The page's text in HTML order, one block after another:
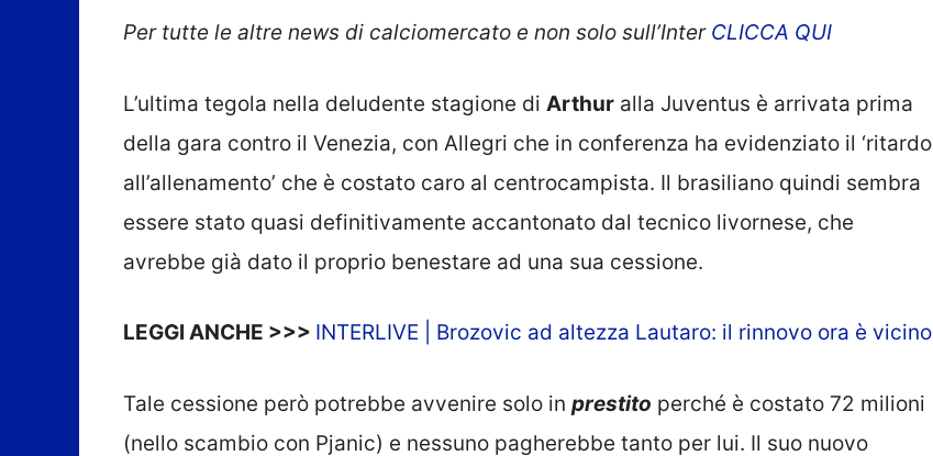
Per tutte le altre news di calciomercato e non solo sull’InterCLICCA QUI
L’ultima tegola nella deludente stagione di Arthur alla Juventus è arrivata prima
della gara contro il Venezia, con Allegri che in conferenza ha evidenziato il ‘ritardo
all’allenamento’ che è costato caro al centrocampista. Il brasiliano quindi sembra
essere stato quasi definitivamente accantonato dal tecnico livornese, che
avrebbe già dato il proprio benestare ad una sua cessione.
LEGGI ANCHE >>> INTERLIVE | Brozovic ad altezza Lautaro: il rinnovo ora è vicino
Tale cessione però potrebbe avvenire solo in prestito perché è costato 72 milioni
(nello scambio con Pjanic) e nessuno pagherebbe tanto per lui. Il suo nuovo